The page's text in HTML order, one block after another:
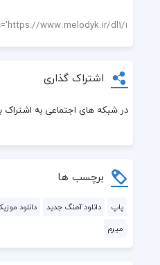
تو بمون
اشتراک گذاری
در شبکه های اجتماعی به اشتراک
برچسب ها
پاپ دانلود آهنگ جدید دانلود
میرم